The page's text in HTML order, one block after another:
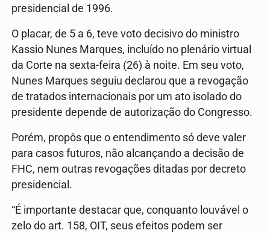
presidencial de 1996.
O placar, de 5 a 6, teve voto decisivo do ministro
Kassio Nunes Marques, incluído no plenário virtual
da Corte na sexta-feira (26) à noite. Em seu voto,
Nunes Marques seguiu declarou que a revogação
de tratados internacionais por um ato isolado do
presidente depende de autorização do Congresso.
Porém, propôs que o entendimento só deve valer
para casos futuros, não alcançando a decisão de
FHC, nem outras revogações ditadas por decreto
presidencial.
“É importante destacar que, conquanto louvável o
zelo do art. 158, OIT, seus efeitos podem ser